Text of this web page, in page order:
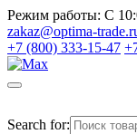
Режим работы: С
zakaz@optima-
+7 (800) 333-15-47
Search for: